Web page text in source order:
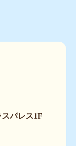
パレス1F